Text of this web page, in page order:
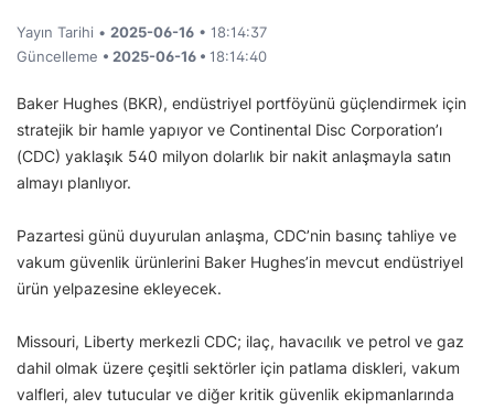
Yayın Tarihi • 2025-06-16 • 18:14:37
Güncelleme • 2025-06-16 • 18:14:40
Baker Hughes (BKR), endüstriyel portföyünü güçlendirmek için
stratejik bir hamle yapıyor ve Continental Disc Corporation’ı
(CDC) yaklaşık 540 milyon dolarlık bir nakit anlaşmayla satın
almayı planlıyor.
Pazartesi günü duyurulan anlaşma, CDC’nin basınç tahliye ve
vakum güvenlik ürünlerini Baker Hughes’in mevcut endüstriyel
ürün yelpazesine ekleyecek.
Missouri, Liberty merkezli CDC; ilaç, havacılık ve petrol ve gaz
dahil olmak üzere çeşitli sektörler için patlama diskleri, vakum
valfleri, alev tutucular ve diğer kritik güvenlik ekipmanlarında